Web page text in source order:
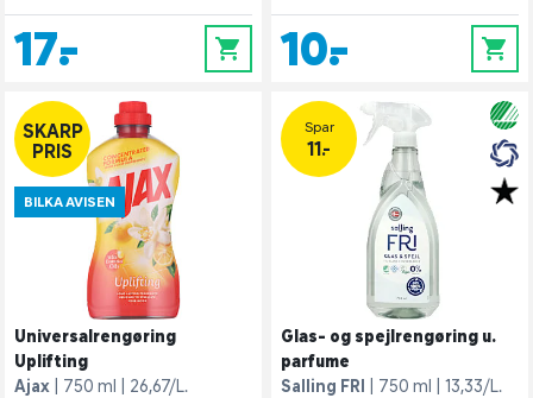
17,- 0 10,- 0
SKARP
PRIS
BILKA AVISEN
Universalrengøring
Uplifting
Ajax
750 ml 26,67/L.
Spar
11.-
Glas- og spejlrengøring u.
parfume
Salling FRI
750 ml 13,33/L.